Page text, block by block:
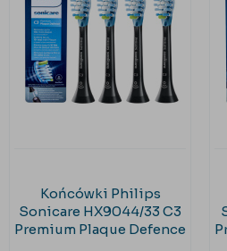
Końcówki Philips
Sonicare HX9044/33 C3
Premium Plaque Defence